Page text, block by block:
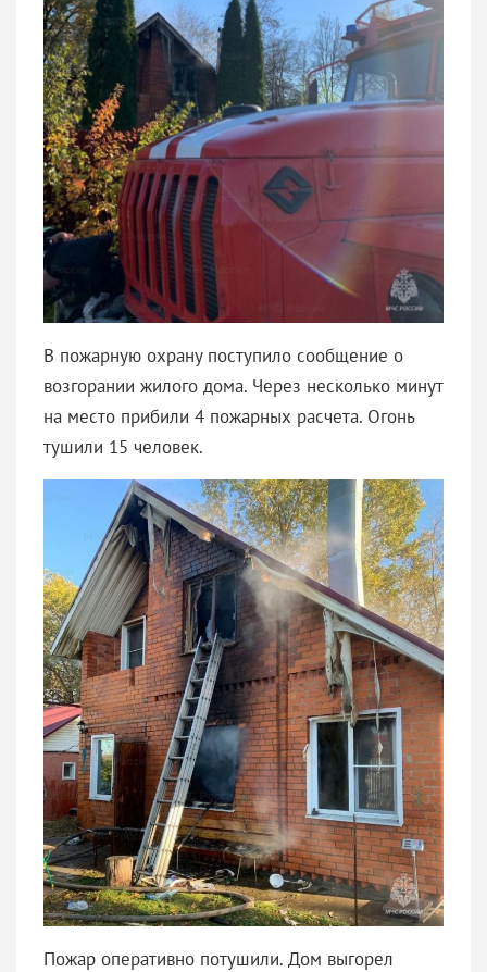
В пожарную охрану поступило сообщение о
возгорании жилого дома. Через несколько минут
на место прибили 4 пожарных расчета. Огонь
тушили 15 человек.
Пожар оперативно потушили. Дом выгорел